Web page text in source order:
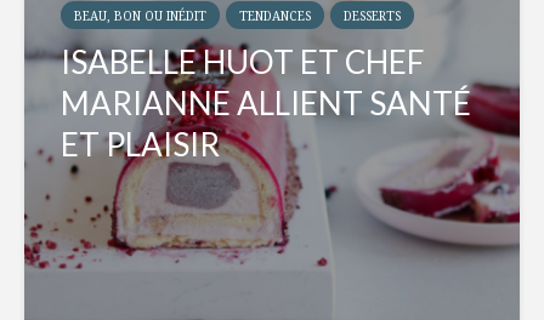
BEAU, BON OU INÉDIT TENDANCES DESSERTS
ISABELLE HUOT ET CHEF
MARIANNE ALLIENT SANTÉ
ET PLAISIR